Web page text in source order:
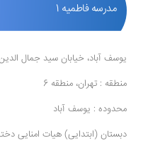
مدرسه فاطمیه 1
یوسف آباد، خیابان سید جمال الدین اسد
منطقه : تهران، منطقه 6
محدوده : یوسف آباد
دبستان (ابتدایی) هیات امنایی